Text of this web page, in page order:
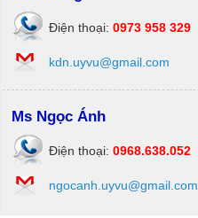
Điện thoại: 0973 958 329
kdn.uyvu@gmail.com
Ms Ngọc Ánh
Điện thoại: 0968.638.052
ngocanh.uyvu@gmail.com